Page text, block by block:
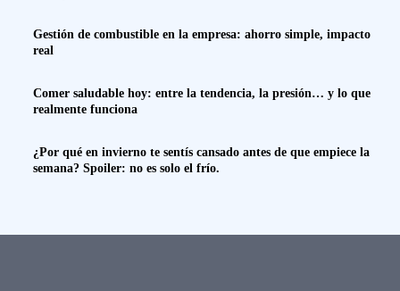
Gestión de combustible en la empresa: ahorro simple, impacto
real
Comer saludable hoy: entre la tendencia, la presión… y lo que
realmente funciona
¿Por qué en invierno te sentís cansado antes de que empiece la
semana? Spoiler: no es solo el frío.